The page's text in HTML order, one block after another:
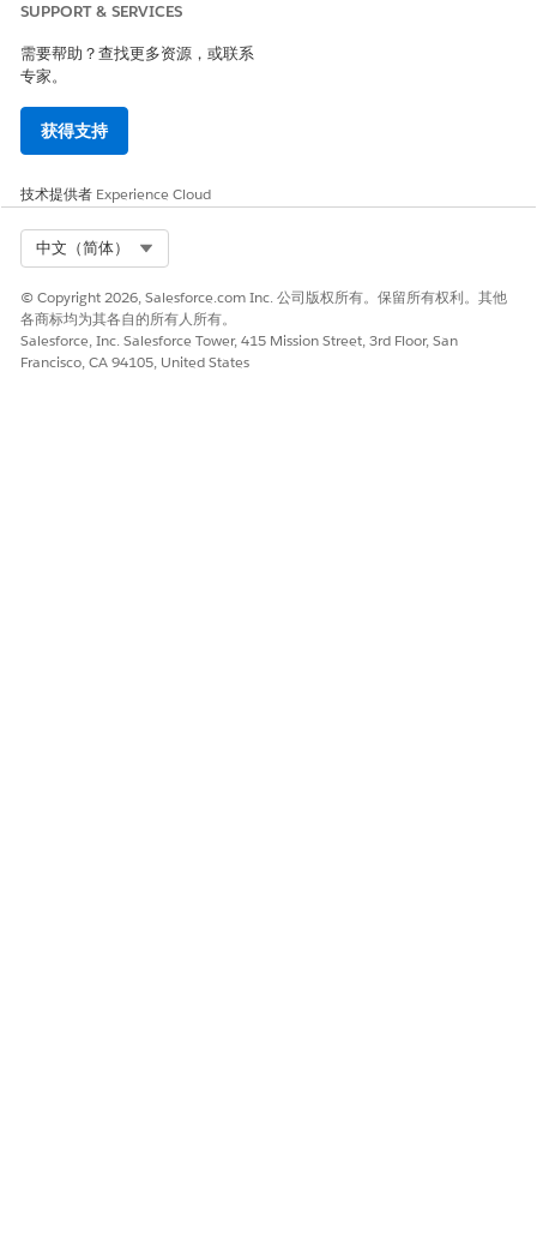
SUPPORT & SERVICES
需要帮助？查找更多资源，或联系
专家。
获得支持
技术提供者 Experience Cloud
中文（简体）
© Copyright 2026, Salesforce.com Inc. 公司版权所有。保留所有权利。其他
各商标均为其各自的所有人所有。
Salesforce, Inc. Salesforce Tower, 415 Mission Street, 3rd Floor, San
Francisco, CA 94105, United States